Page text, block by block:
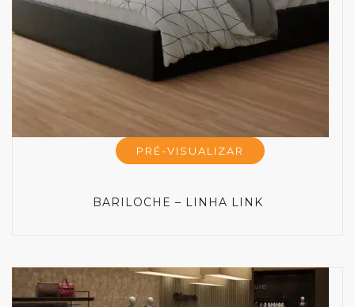
PRÉ-VISUALIZAR
BARILOCHE – LINHA LINK